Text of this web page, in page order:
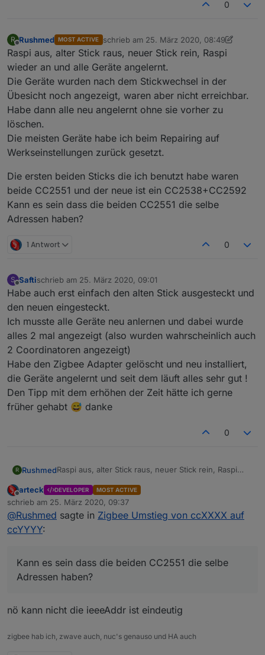
0
R
Offline
Rushmed MOST ACTIVE schrieb am 25. März 2020, 08:49
zuletzt editiert von Rushmed
Raspi aus, alter Stick raus, neuer Stick rein, Raspi
wieder an und alle Geräte angelernt.
Die Geräte wurden nach dem Stickwechsel in der
Übesicht noch angezeigt, waren aber nicht erreichbar.
Habe dann alle neu angelernt ohne sie vorher zu
löschen.
Die meisten Geräte habe ich beim Repairing auf
Werkseinstellungen zurück gesetzt.
Die ersten beiden Sticks die ich benutzt habe waren
beide CC2551 und der neue ist ein CC2538+CC2592
Kann es sein dass die beiden CC2551 die selbe
Adressen haben?
1 Antwort 0
S
Offline
Saftischrieb am 25. März 2020, 09:01
zuletzt editiert von
Habe auch erst einfach den alten Stick ausgesteckt und
den neuen eingesteckt.
Ich musste alle Geräte neu anlernen und dabei wurde
alles 2 mal angezeigt (also wurden wahrscheinlich auch
2 Coordinatoren angezeigt)
Habe den Zigbee Adapter gelöscht und neu installiert,
die Geräte angelernt und seit dem läuft alles sehr gut !
Den Tipp mit dem erhöhen der Zeit hätte ich gerne
früher gehabt 😅 danke
0
R RushmedRaspi aus, alter Stick raus, neuer Stick rein, Raspi
Die Geräte wurden nach dem Stickwechsel in der
Übesicht noch angezeigt, waren aber nicht
erreichbar.
Werkseinstellungen zurück gesetzt.
Die ersten beiden Sticks die ich benutzt habe waren
beide CC2551 und der neue ist ein
CC2538+CC2592
Offline
arteck DEVELOPER MOST ACTIVE
schrieb am 25. März 2020, 09:37
zuletzt editiert von
@Rushmed sagte in Zigbee Umstieg von ccXXXX auf
ccYYYY:
Kann es sein dass die beiden CC2551 die selbe
Adressen haben?
nö kann nicht die ieeeAddr ist eindeutig
zigbee hab ich, zwave auch, nuc's genauso und HA auch